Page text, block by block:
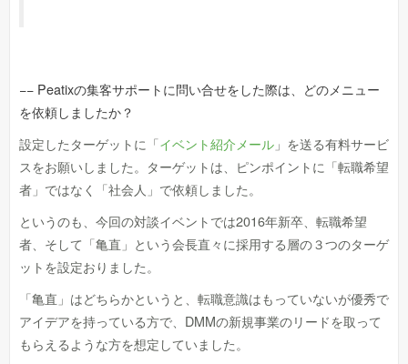
−− Peatixの集客サポートに問い合せをした際は、どのメニュー
を依頼しましたか？
設定したターゲットに「イベント紹介メール 」を送る有料サービ
スをお願いしました。ターゲットは、ピンポイントに「転職希望
者」ではなく「社会人」で依頼しました。
というのも、今回の対談イベントでは2016年新卒、転職希望
者、そして「亀直」という会長直々に採用する層の３つのターゲ
ットを設定おりました。
「亀直」はどちらかというと、転職意識はもっていないが優秀で
アイデアを持っている方で、DMMの新規事業のリードを取って
もらえるような方を想定していました。